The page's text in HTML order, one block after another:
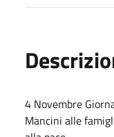
4 Novembre
Mancini alle